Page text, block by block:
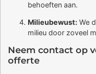
behoeften aan.
Milieubewust: We
milieu door zoveel
Neem contact op
offerte